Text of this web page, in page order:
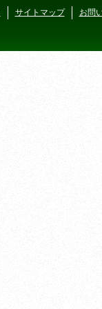
サイトマップ お問